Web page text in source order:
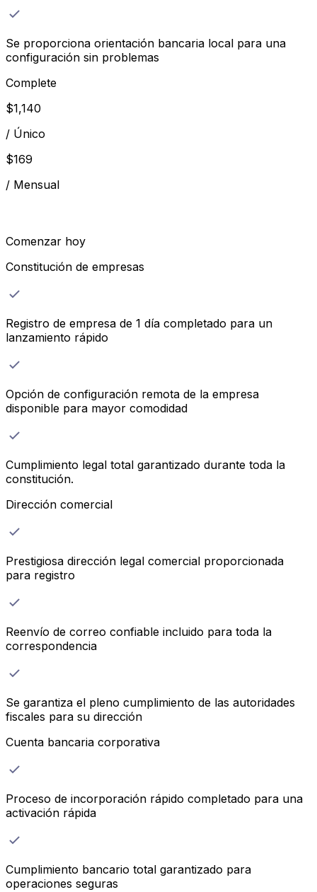
Se proporciona orientación bancaria local para una
configuración sin problemas
Complete
$1,140
/ Único
$169
/ Mensual
Comenzar hoy
Constitución de empresas
Registro de empresa de 1 día completado para un
lanzamiento rápido
Opción de configuración remota de la empresa
disponible para mayor comodidad
Cumplimiento legal total garantizado durante toda la
constitución.
Dirección comercial
Prestigiosa dirección legal comercial proporcionada
para registro
Reenvío de correo confiable incluido para toda la
correspondencia
Se garantiza el pleno cumplimiento de las autoridades
fiscales para su dirección
Cuenta bancaria corporativa
Proceso de incorporación rápido completado para una
activación rápida
Cumplimiento bancario total garantizado para
operaciones seguras